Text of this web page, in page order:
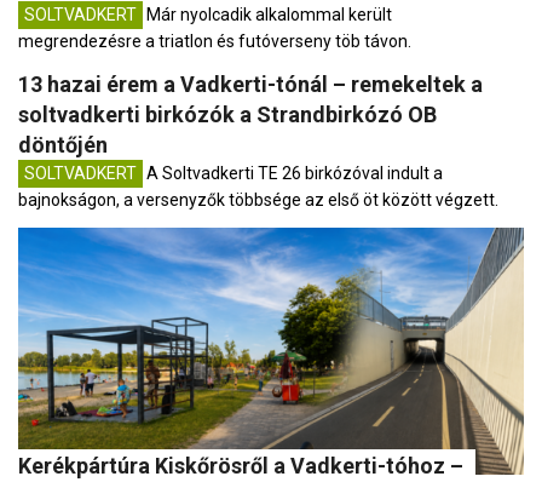
SOLTVADKERT Már nyolcadik alkalommal került
megrendezésre a triatlon és futóverseny töb távon.
13 hazai érem a Vadkerti-tónál – remekeltek a
soltvadkerti birkózók a Strandbirkózó OB
döntőjén
SOLTVADKERT A Soltvadkerti TE 26 birkózóval indult a
bajnokságon, a versenyzők többsége az első öt között végzett.
Kerékpártúra Kiskőrösről a Vadkerti-tóhoz –